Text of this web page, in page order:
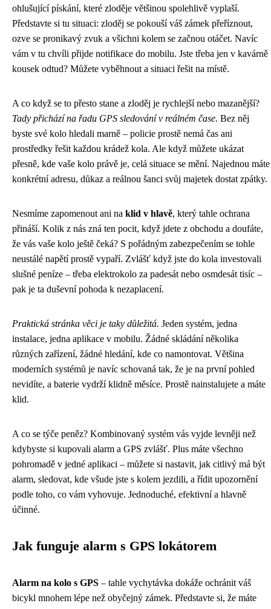
ohlušující pískání, které zloděje většinou spolehlivě vyplaší.
Představte si tu situaci: zloděj se pokouší váš zámek přeříznout,
ozve se pronikavý zvuk a všichni kolem se začnou otáčet. Navíc
vám v tu chvíli přijde notifikace do mobilu. Jste třeba jen v kavárně
kousek odtud? Můžete vyběhnout a situaci řešit na místě.
A co když se to přesto stane a zloděj je rychlejší nebo mazanější?
Tady přichází na řadu GPS sledování v reálném čase. Bez něj
byste své kolo hledali marně – policie prostě nemá čas ani
prostředky řešit každou krádež kola. Ale když můžete ukázat
přesně, kde vaše kolo právě je, celá situace se mění. Najednou máte
konkrétní adresu, důkaz a reálnou šanci svůj majetek dostat zpátky.
Nesmíme zapomenout ani na klid v hlavě, který tahle ochrana
přináší. Kolik z nás zná ten pocit, když jdete z obchodu a doufáte,
že vás vaše kolo ještě čeká? S pořádným zabezpečením se tohle
neustálé napětí prostě vypaří. Zvlášť když jste do kola investovali
slušné peníze – třeba elektrokolo za padesát nebo osmdesát tisíc –
pak je ta duševní pohoda k nezaplacení.
Praktická stránka věci je taky důležitá. Jeden systém, jedna
instalace, jedna aplikace v mobilu. Žádné skládání několika
různých zařízení, žádné hledání, kde co namontovat. Většina
moderních systémů je navíc schovaná tak, že je na první pohled
nevidíte, a baterie vydrží klidně měsíce. Prostě nainstalujete a máte
klid.
A co se týče peněz? Kombinovaný systém vás vyjde levněji než
kdybyste si kupovali alarm a GPS zvlášť. Plus máte všechno
pohromadě v jedné aplikaci – můžete si nastavit, jak citlivý má být
alarm, sledovat, kde všude jste s kolem jezdili, a řídit upozornění
podle toho, co vám vyhovuje. Jednoduché, efektivní a hlavně
účinné.
Jak funguje alarm s GPS lokátorem
Alarm na kolo s GPS – tahle vychytávka dokáže ochránit váš
bicykl mnohem lépe než obyčejný zámek. Představte si, že máte